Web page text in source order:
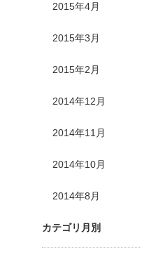
2015年4月
2015年3月
2015年2月
2014年12月
2014年11月
2014年10月
2014年8月
カテゴリ月別